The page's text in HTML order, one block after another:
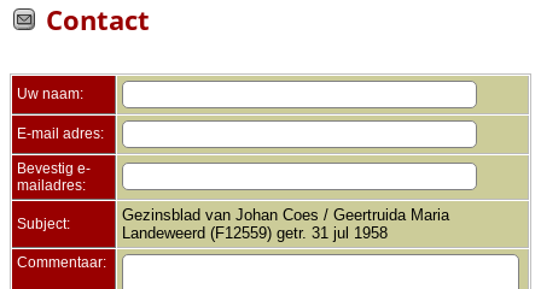
Contact
Uw naam:
E-mail adres:
Bevestig e-
mailadres:
Subject:
Gezinsblad van Johan Coes / Geertruida Maria
Landeweerd (F12559) getr. 31 jul 1958
Commentaar: